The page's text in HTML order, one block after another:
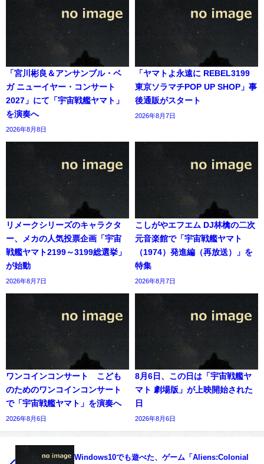
「宮川彬良＆アンサンブル・ベ
ガ ニューイヤー・コンサート
2027」にて「宇宙戦艦ヤマト」
を演奏へ
2026年8月8日
「ヤマトよ永遠に REBEL3199
東京ソラマチPOP UP SHOP」事
後通販がスタート
2026年8月7日
リメークシリーズのキャラクタ
ー、メカの人気投票企画「宇宙
戦艦ヤマト2199～3199総選挙」
が始動
2026年8月7日
こしがやエフエム DJ林檎の二次
元音楽館で「宇宙戦艦ヤマト
（1974）発進編（再放送）」を
特集
2026年8月7日
ワンコインコンサート こども
のためのワンコインコンサート
で「宇宙戦艦ヤマト」を演奏へ
2026年8月6日
8月6日、この日は「宇宙戦艦ヤ
マト 劇場版」が上映開始された
日
2026年8月6日
Windows10でも遊べた、ゲーム「Aliens:Colonial